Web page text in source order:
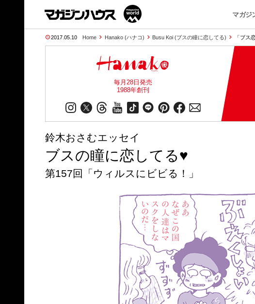
マガジ
2017.05.10 Home Hanako (ハナコ) Busu Koi (ブスの瞳に恋してる) 「ブス
毎月28日発売
1988年創刊
鈴木おさむエッセイ
ブスの瞳に恋してる♥
第157回「ウィルスにビビる！」